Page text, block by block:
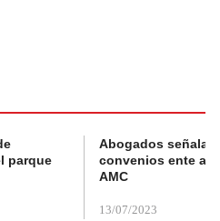
parque
Abogados
convenios ente
AMC
13/07/2023